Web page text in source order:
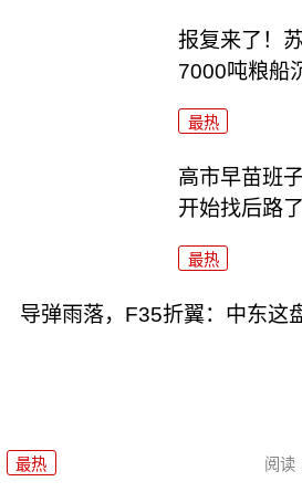
报复来了！
7000吨粮船
最热
高市早苗班
开始找后路了
最热
导弹雨落，F35折翼：中东这
最热 阅读